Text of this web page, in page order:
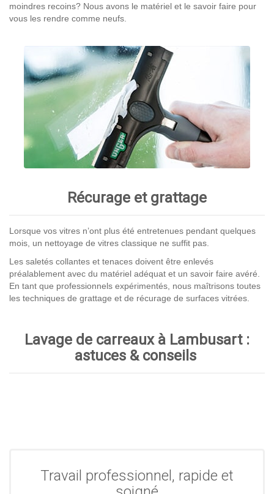
moindres recoins? Nous avons le matériel et le savoir faire pour
vous les rendre comme neufs.
Récurage et grattage
Lorsque vos vitres n’ont plus été entretenues pendant quelques
mois, un nettoyage de vitres classique ne suffit pas.
Les saletés collantes et tenaces doivent être enlevés
préalablement avec du matériel adéquat et un savoir faire avéré.
En tant que professionnels expérimentés, nous maîtrisons toutes
les techniques de grattage et de récurage de surfaces vitrées.
Lavage de carreaux à Lambusart :
astuces & conseils
Travail professionnel, rapide et